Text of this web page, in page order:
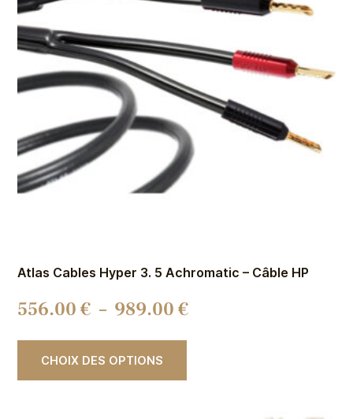
Atlas Cables Hyper 3. 5 Achromatic – Câble HP
556.00€ – 989.00€
CHOIX DES OPTIONS